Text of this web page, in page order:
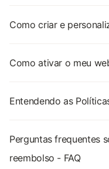
Como criar e
Como ativar o meu
Entendendo as
Perguntas frequentes
reembolso - FAQ